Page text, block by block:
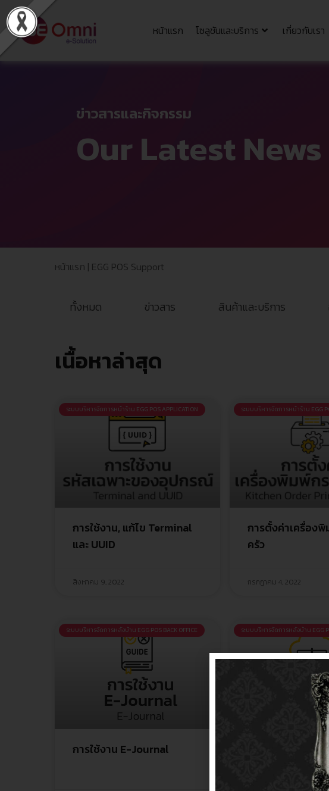
หน้าแรก โซลูชันและบริการ เกี่ยวกับเรา
ข่าวสารและกิจกรรม
Our Latest
หน้าแรก | EGG POS Support
ทั้งหมด ข่าวสาร สินค้าและบริการ
เนื้อหาล่าสุด
ระบบบริหารจัดการหน้าร้าน EGG POS APPLICATION
การใช้งาน, แก้ไข Terminal
และ UUID
สิงหาคม 9, 2022
ระบบบริหารจัดการหน้าร้าน EGG
การตั้งค่าเครื่อง
ครัว
กรกฎาคม 4, 2022
ระบบบริหารจัดการหลังบ้าน EGG POS BACK OFFICE
การใช้งาน E-Journal
ระบบบริหารจัดการหลังบ้าน EGG
การนำเข้าไฟล์